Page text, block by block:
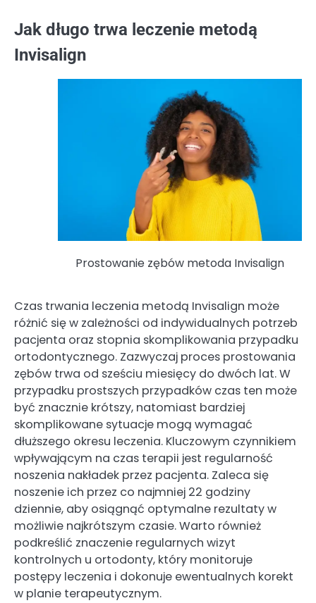
Jak długo trwa leczenie metodą
Invisalign
Prostowanie zębów metoda Invisalign
Czas trwania leczenia metodą Invisalign może
różnić się w zależności od indywidualnych potrzeb
pacjenta oraz stopnia skomplikowania przypadku
ortodontycznego. Zazwyczaj proces prostowania
zębów trwa od sześciu miesięcy do dwóch lat. W
przypadku prostszych przypadków czas ten może
być znacznie krótszy, natomiast bardziej
skomplikowane sytuacje mogą wymagać
dłuższego okresu leczenia. Kluczowym czynnikiem
wpływającym na czas terapii jest regularność
noszenia nakładek przez pacjenta. Zaleca się
noszenie ich przez co najmniej 22 godziny
dziennie, aby osiągnąć optymalne rezultaty w
możliwie najkrótszym czasie. Warto również
podkreślić znaczenie regularnych wizyt
kontrolnych u ortodonty, który monitoruje
postępy leczenia i dokonuje ewentualnych korekt
w planie terapeutycznym.